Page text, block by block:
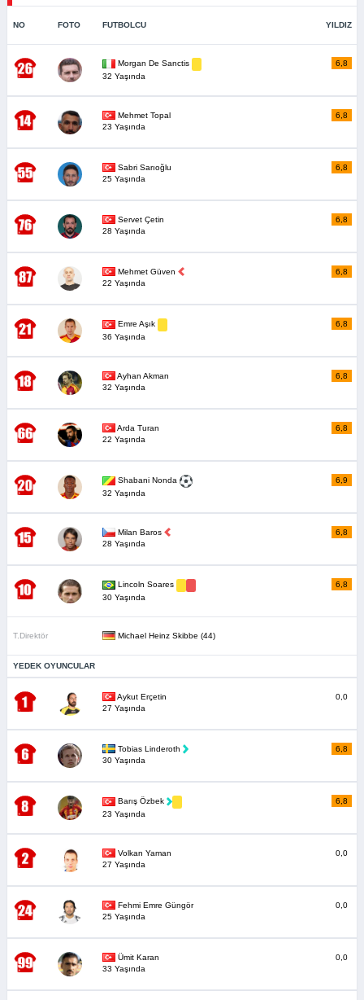
NO FOTO FUTBOLCU YILDIZ
Morgan De Sanctis
32 Yaşında
6,8
Mehmet Topal
23 Yaşında
6,8
Sabri Sarıoğlu
25 Yaşında
6,8
Servet Çetin
28 Yaşında
6,8
Mehmet Güven
22 Yaşında
6,8
Emre Aşık
36 Yaşında
6,8
Ayhan Akman
32 Yaşında
6,8
Arda Turan
22 Yaşında
6,8
Shabani Nonda
32 Yaşında
6,9
Milan Baros
28 Yaşında
6,8
Lincoln Soares
30 Yaşında
6,8
T.Direktör Michael Heinz Skibbe (44)
YEDEK OYUNCULAR
Aykut Erçetin
27 Yaşında
0,0
Tobias Linderoth
30 Yaşında
6,8
Barış Özbek
23 Yaşında
6,8
Volkan Yaman
27 Yaşında
0,0
Fehmi Emre Güngör
25 Yaşında
0,0
Ümit Karan
33 Yaşında
0,0